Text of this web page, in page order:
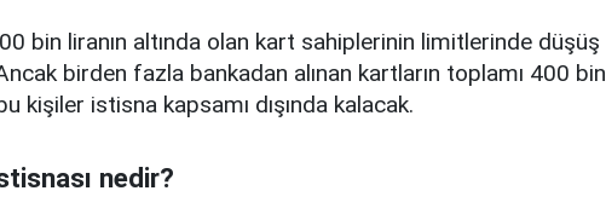
bin liranın altında olan kart sahiplerinin limitlerinde düşüş
birden fazla bankadan alınan kartların toplamı 400 bin
kişiler istisna kapsamı dışında kalacak.
nedir?